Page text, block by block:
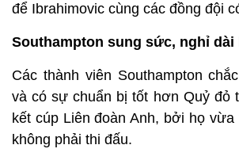
để Ibrahimovic cùng các đồng đội
Southampton sung sức, nghỉ dài
Các thành viên Southampton
và có sự chuẩn bị tốt hơn Quỷ đỏ
kết cúp Liên đoàn Anh, bởi họ vừa
không phải thi đấu.